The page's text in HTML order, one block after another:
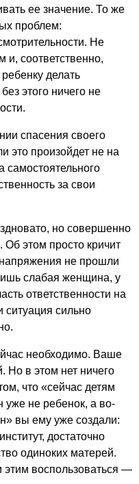
ее значение. То же
проблем:
Не
соответственно,
делать
этого ничего не
спасения своего
это произойдет не на
за свои
но совершенно
этом просто кричит
не прошли
слабая женщина, у
ответственности на
ситуация сильно
необходимо. Ваше
Но в этом нет ничего
что «сейчас детям
уже не ребенок, а во-
вы ему уже создали:
достаточно
одиноких матерей.
воспользоваться —